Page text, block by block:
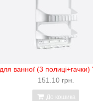
ванної (3
151.10 грн.
До кошика